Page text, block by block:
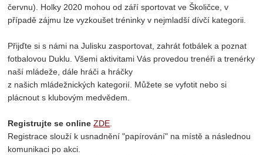
červnu). Holky 2020 mohou od září sportovat ve Školičce, v
případě zájmu lze vyzkoušet tréninky v nejmladší dívčí kategorii.
Přijďte si s námi na Julisku zasportovat, zahrát fotbálek a poznat
fotbalovou Duklu. Všemi aktivitami Vás provedou trenéři a trenérky
naší mládeže, dále hráči a hráčky
z našich mládežnických kategorií. Můžete se vyfotit nebo si
plácnout s klubovým medvědem.
Registrujte se online ZDE
Registrace slouží k usnadnění "papírování" na místě a následnou
komunikaci po akci.